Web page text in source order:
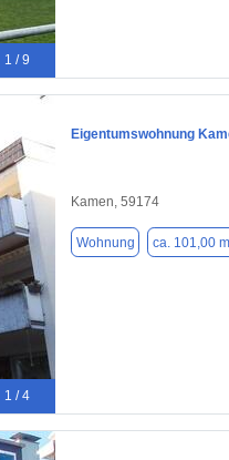
1 / 9
1 / 4
Eigentumswohnung
Kamen, 59174
Wohnung ca. 101,00